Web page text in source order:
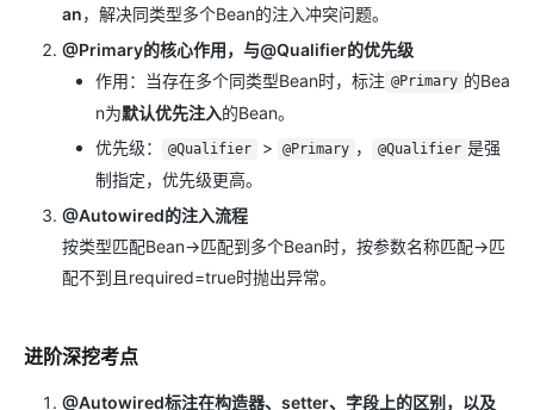
an，解决同类型多个Bean的注入冲突问题。
@Primary的核心作用，与@Qualifier的优先级
作用：当存在多个同类型Bean时，标注 @Primary 的Bea
n为默认优先注入的Bean。
优先级：
@Qualifier > @Primary ， @Qualifier 是强
制指定，优先级更高。
@Autowired的注入流程
按类型匹配Bean→匹配到多个Bean时，按参数名称匹配→匹
配不到且required=true时抛出异常。
进阶深挖考点
@Autowired标注在构造器、setter、字段上的区别，以及